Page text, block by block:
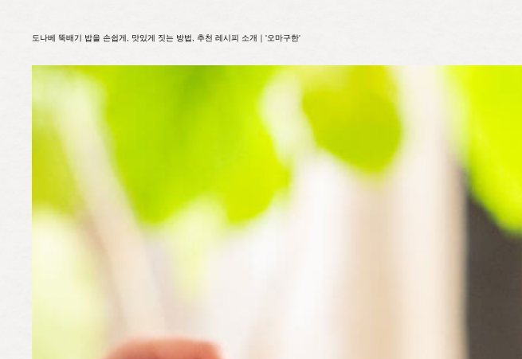
도나베 뚝배기 밥을 손쉽게, 맛있게 짓는 방법, 추천 레시피 소개｜'오마구한'